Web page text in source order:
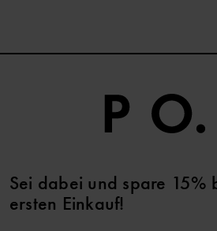
Sei dabei und spare 15%
ersten Einkauf!